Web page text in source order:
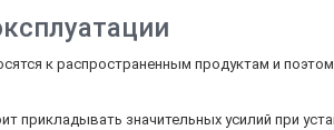
к распространенным продуктам и
прикладывать значительных усилий при